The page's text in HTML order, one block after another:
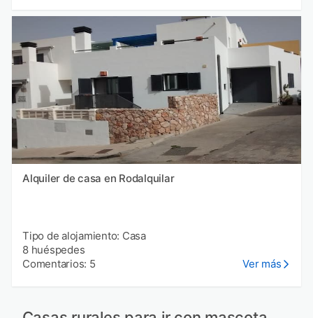
Alquiler de casa en Rodalquilar
Tipo de alojamiento: Casa
8 huéspedes
Comentarios: 5
Ver más